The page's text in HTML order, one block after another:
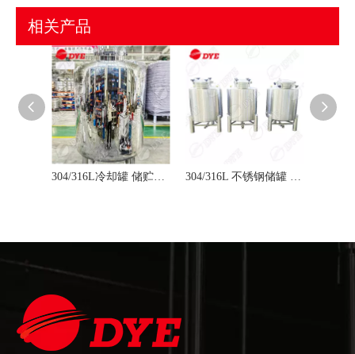
相关产品
304/316L冷却罐 储贮罐 立式储罐 带夹套保温不锈钢罐 304/316L 不锈钢储罐 啤酒酿造设备 100-20000L 不锈钢储罐